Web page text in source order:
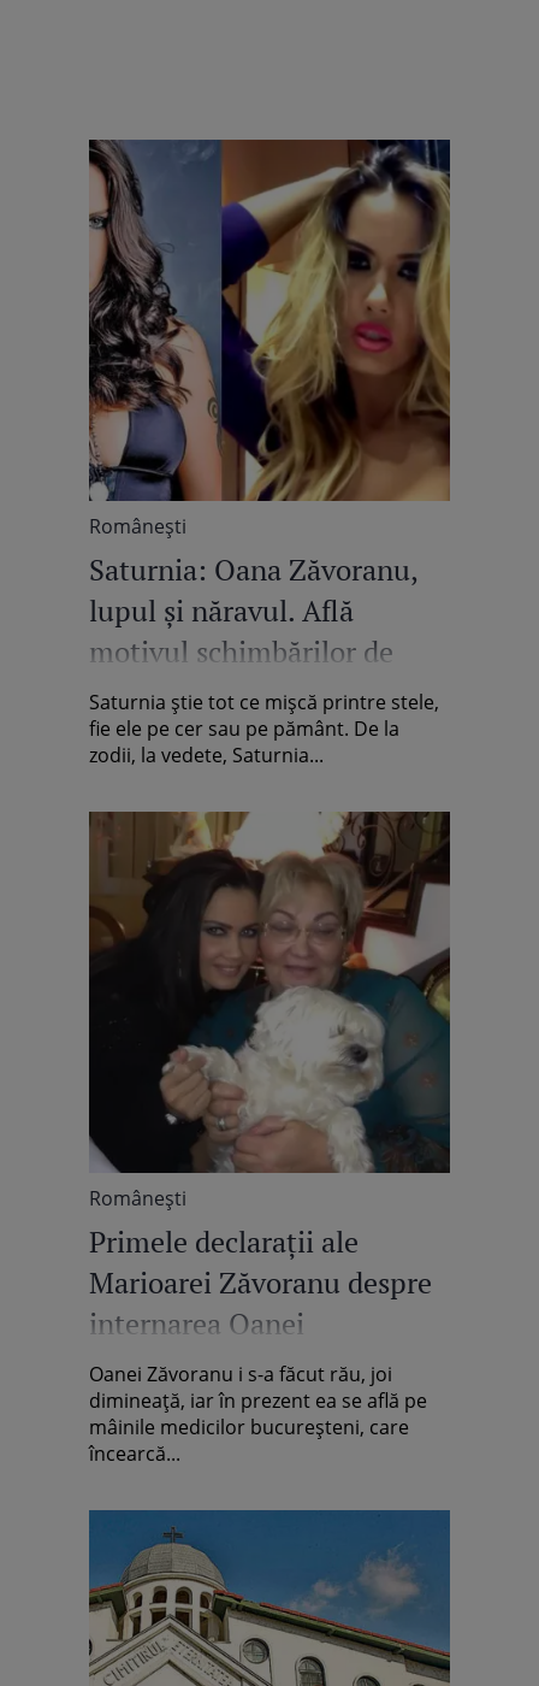
Româneşti
Saturnia: Oana Zăvoranu,
lupul şi năravul. Află
motivul schimbărilor de
look ale vedetei
Saturnia ştie tot ce mişcă printre stele,
fie ele pe cer sau pe pământ. De la
zodii, la vedete, Saturnia...
Româneşti
Primele declaraţii ale
Marioarei Zăvoranu despre
internarea Oanei
Oanei Zăvoranu i s-a făcut rău, joi
dimineață, iar în prezent ea se află pe
mâinile medicilor bucureșteni, care
încearcă...